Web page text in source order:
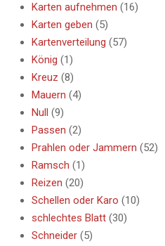
Karten aufnehmen (16)
Karten geben (5)
Kartenverteilung (57)
König (1)
Kreuz (8)
Mauern (4)
Null
(9)
Passen (2)
Prahlen oder Jammern (52)
Ramsch (1)
Reizen (20)
Schellen oder Karo (10)
schlechtes Blatt (30)
Schneider (5)